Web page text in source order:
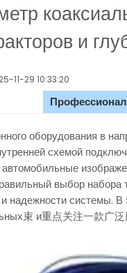
и
11-29 10:33:20
оборудования в
схемой
выбор
надежности системы.
束 и重点关注一款广